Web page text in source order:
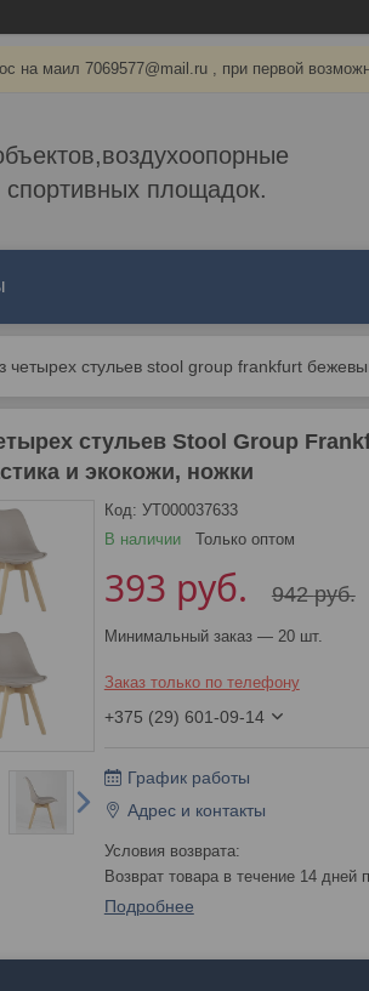
на маил 7069577@mail.ru , при первой
площадок.
стульев Stool Group
и экокожи, ножки
В наличии Только оптом
Код: УТ000037633
942руб.
393 руб.
Минимальный заказ — 20 шт.
Заказ только по телефону
+375 (29) 601-09-14
График работы
Адрес и контакты
возврат товара в течение 14 дней
Подробнее